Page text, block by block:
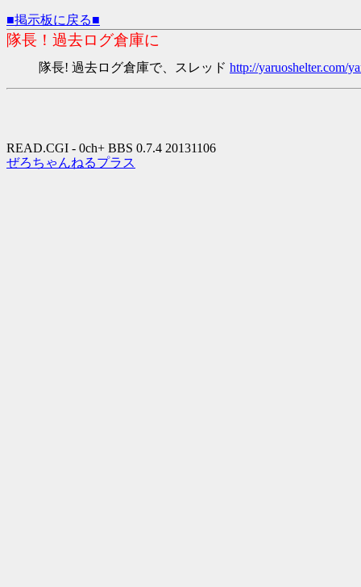
■掲示板に戻る■
隊長！過去ログ倉庫に
隊長! 過去ログ倉庫で、スレッド http://yaruoshelter.com/
READ.CGI - 0ch+ BBS 0.7.4 20131106
ぜろちゃんねるプラス